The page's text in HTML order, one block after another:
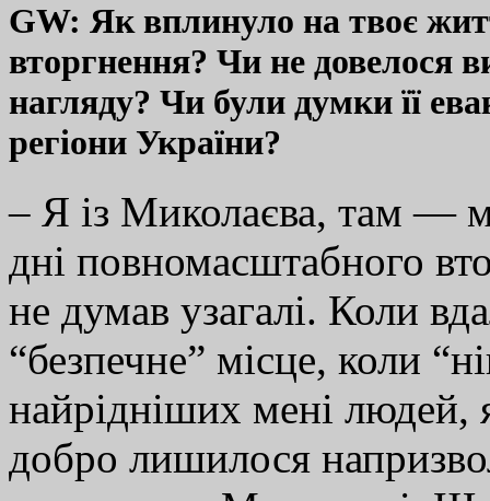
GW: Як вплинуло на твоє
вторгнення? Чи не довелося
нагляду? Чи були думки її
регіони України?
– Я із Миколаєва, там —
дні повномасштабного
не думав узагалі. Коли
“безпечне” місце, коли
найрідніших мені людей,
добро лишилося